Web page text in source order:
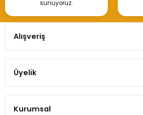
sunuyoruz.
Alışveriş
Üyelik
Kurumsal